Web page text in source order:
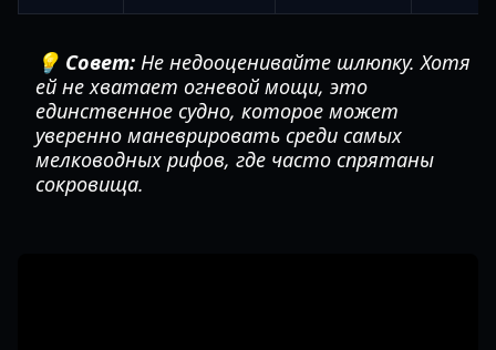
💡 Совет: Не недооценивайте шлюпку. Хотя
ей не хватает огневой мощи, это
единственное судно, которое может
уверенно маневрировать среди самых
мелководных рифов, где часто спрятаны
сокровища.